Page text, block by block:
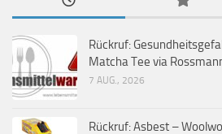
Rückruf:
Matcha Tee via
7 AUG., 2026
Rückruf: Asbest –